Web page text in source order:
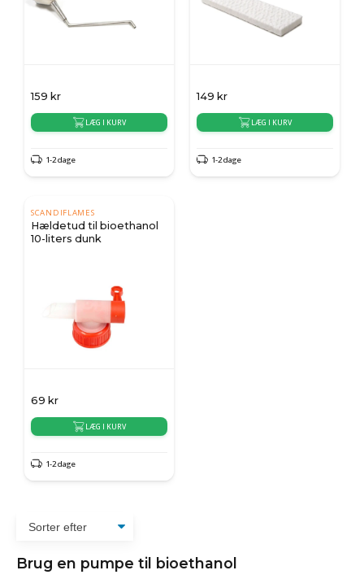
159 kr
LÆG I KURV
1-2 dage
149 kr
LÆG I KURV
1-2 dage
SCANDIFLAMES
Hældetud til bioethanol
10-liters dunk
69 kr
LÆG I KURV
1-2 dage
Brug en pumpe til bioethanol